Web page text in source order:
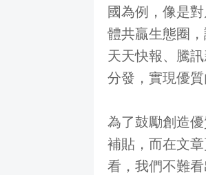
國為例，像是
體共贏生態圈
天天快報、騰
分發，實現優
為了鼓勵創造
補貼，而在文
看，我們不難